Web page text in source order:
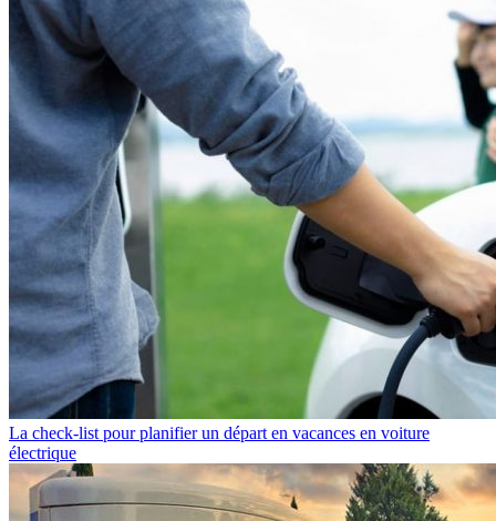
La check-list pour planifier un départ en vacances en voiture
électrique